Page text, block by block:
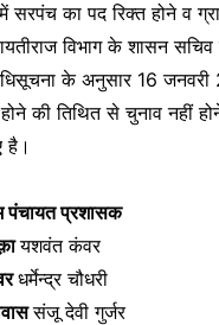
सरपंच का पद रिक्त होने व
विभाग के शासन
के अनुसार 16 जनवरी
की तिथित से चुनाव नहीं
है।
पंचायत प्रशासक
यशवंत कंवर
धर्मेन्द्र चौधरी
संजू देवी गुर्जर